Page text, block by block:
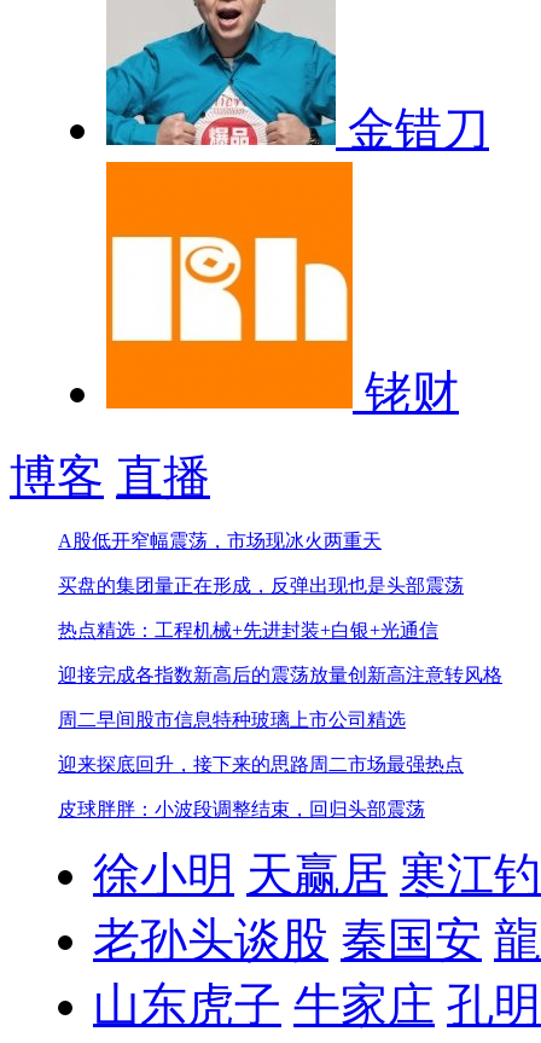
金错刀
铑财
博客 直播
A股低开窄幅震荡，市场现冰火两重天
买盘的集团量正在形成，反弹出现也是头部震荡
热点精选：工程机械+先进封装+白银+光通信
迎接完成各指数新高后的震荡放量创新高注意转风格
周二早间股市信息特种玻璃上市公司精选
迎来探底回升，接下来的思路周二市场最强热点
皮球胖胖：小波段调整结束，回归头部震荡
徐小明 天赢居 寒江
老孙头谈股 秦国安
山东虎子 牛家庄 孔